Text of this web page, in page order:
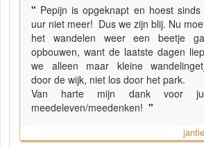
" Pepijn is opgeknapt en hoest sinds
uur niet meer! Dus we zijn blij. Nu
het wandelen weer een beetje
opbouwen, want de laatste dagen
we alleen maar kleine
door de wijk, niet los door het park.
Van harte mijn dank voor
meedeleven/meedenken! "